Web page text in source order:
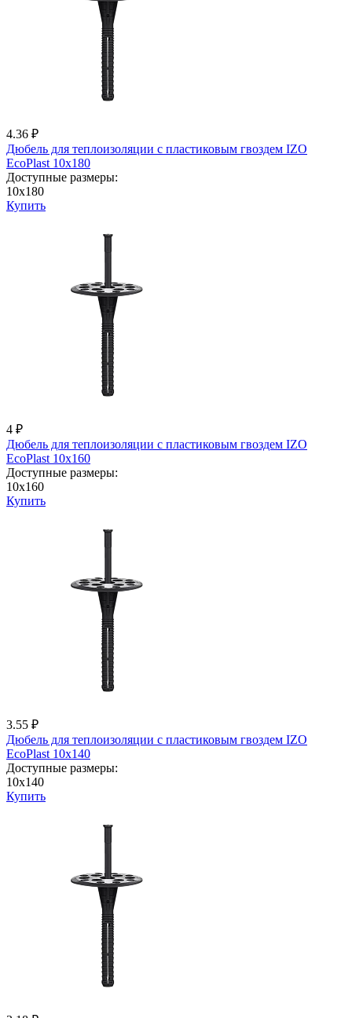
4.36 ₽
Дюбель для теплоизоляции с пластиковым гвоздем IZО
EcoPlast 10x180
Доступные размеры:
10x180
Купить
4 ₽
Дюбель для теплоизоляции с пластиковым гвоздем IZО
EcoPlast 10x160
Доступные размеры:
10x160
Купить
3.55 ₽
Дюбель для теплоизоляции с пластиковым гвоздем IZО
EcoPlast 10x140
Доступные размеры:
10x140
Купить